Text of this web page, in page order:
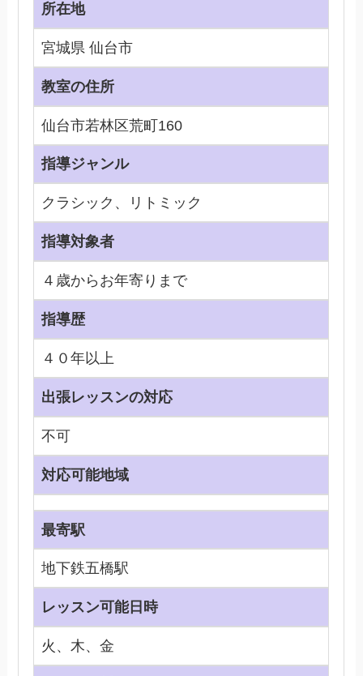
所在地
宮城県 仙台市
教室の住所
仙台市若林区荒町160
指導ジャンル
クラシック、リトミック
指導対象者
４歳からお年寄りまで
指導歴
４０年以上
出張レッスンの対応
不可
対応可能地域
最寄駅
地下鉄五橋駅
レッスン可能日時
火、木、金